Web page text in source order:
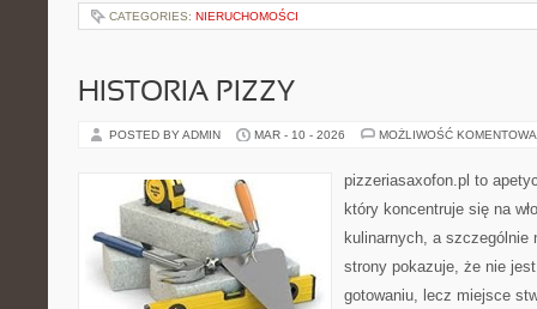
CATEGORIES: NIERUCHOMOŚCI
HISTORIA PIZZY
POSTED BY ADMIN MAR - 10 - 2026 MOŻLIWOŚĆ
pizzeriasaxofon.pl to
który koncentruje się na
kulinarnych, a
strony pokazuje, że nie
gotowaniu, lecz miejsce